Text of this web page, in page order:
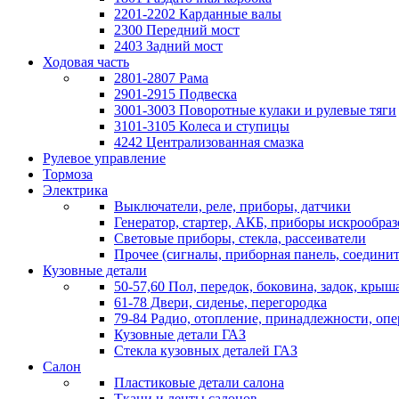
2201-2202 Карданные валы
2300 Передний мост
2403 Задний мост
Ходовая часть
2801-2807 Рама
2901-2915 Подвеска
3001-3003 Поворотные кулаки и рулевые тяги
3101-3105 Колеса и ступицы
4242 Централизованная смазка
Рулевое управление
Тормоза
Электрика
Выключатели, реле, приборы, датчики
Генератор, стартер, АКБ, приборы
Световые приборы, стекла, рассеиватели
Прочее (сигналы, приборная панель,
Кузовные детали
50-57,60 Пол, передок, боковина, задок,
61-78 Двери, сиденье, перегородка
79-84 Радио, отопление, принадлежности,
Кузовные детали ГАЗ
Стекла кузовных деталей ГАЗ
Салон
Пластиковые детали салона